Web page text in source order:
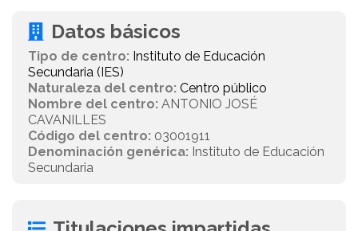
Datos básicos
Tipo de centro: Instituto de Educación
Secundaria (IES)
Naturaleza del centro: Centro público
Nombre del centro: ANTONIO JOSÉ
CAVANILLES
Código del centro: 03001911
Denominación genérica: Instituto de Educación
Secundaria